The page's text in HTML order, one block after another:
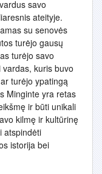
savo
ateityje.
su senovės
turėjo gausų
turėjo savo
kuris buvo
turėjo ypatingą
Minginte yra retas
ir būti unikali
kilmę ir kultūrinę
atspindėti
istorija bei